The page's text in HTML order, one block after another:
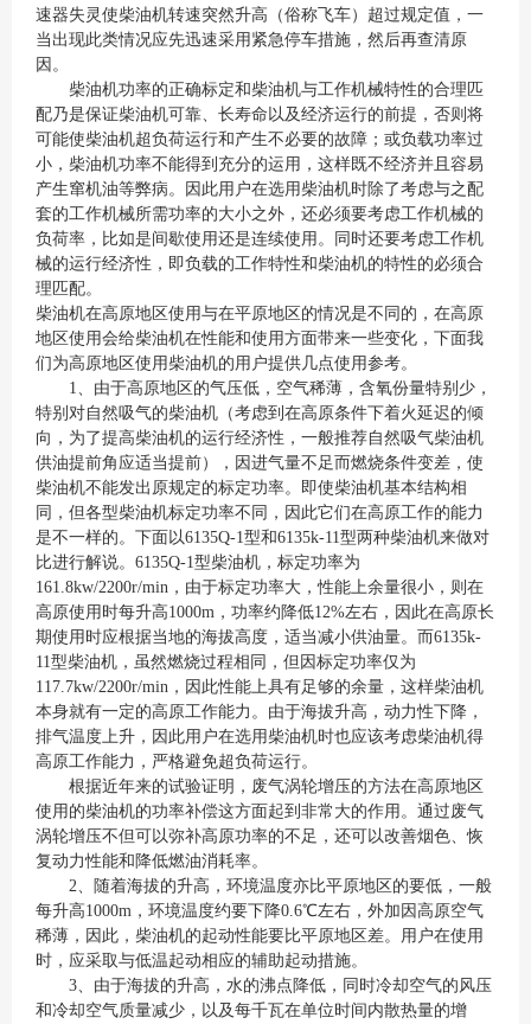
速器失灵使柴油机转速突然升高（俗称飞车）超过规定值，一
当出现此类情况应先迅速采用紧急停车措施，然后再查清原
因。
柴油机功率的正确标定和柴油机与工作机械特性的合理匹
配乃是保证柴油机可靠、长寿命以及经济运行的前提，否则将
可能使柴油机超负荷运行和产生不必要的故障；或负载功率过
小，柴油机功率不能得到充分的运用，这样既不经济并且容易
产生窜机油等弊病。因此用户在选用柴油机时除了考虑与之配
套的工作机械所需功率的大小之外，还必须要考虑工作机械的
负荷率，比如是间歇使用还是连续使用。同时还要考虑工作机
械的运行经济性，即负载的工作特性和柴油机的特性的必须合
理匹配。
柴油机在高原地区使用与在平原地区的情况是不同的，在高原
地区使用会给柴油机在性能和使用方面带来一些变化，下面我
们为高原地区使用柴油机的用户提供几点使用参考。
1、由于高原地区的气压低，空气稀薄，含氧份量特别少，
特别对自然吸气的柴油机（考虑到在高原条件下着火延迟的倾
向，为了提高柴油机的运行经济性，一般推荐自然吸气柴油机
供油提前角应适当提前），因进气量不足而燃烧条件变差，使
柴油机不能发出原规定的标定功率。即使柴油机基本结构相
同，但各型柴油机标定功率不同，因此它们在高原工作的能力
是不一样的。下面以6135Q-1型和6135k-11型两种柴油机来做对
比进行解说。6135Q-1型柴油机，标定功率为
161.8kw/2200r/min，由于标定功率大，性能上余量很小，则在
高原使用时每升高1000m，功率约降低12%左右，因此在高原长
期使用时应根据当地的海拔高度，适当减小供油量。而6135k-
11型柴油机，虽然燃烧过程相同，但因标定功率仅为
117.7kw/2200r/min，因此性能上具有足够的余量，这样柴油机
本身就有一定的高原工作能力。由于海拔升高，动力性下降，
排气温度上升，因此用户在选用柴油机时也应该考虑柴油机得
高原工作能力，严格避免超负荷运行。
根据近年来的试验证明，废气涡轮增压的方法在高原地区
使用的柴油机的功率补偿这方面起到非常大的作用。通过废气
涡轮增压不但可以弥补高原功率的不足，还可以改善烟色、恢
复动力性能和降低燃油消耗率。
2、随着海拔的升高，环境温度亦比平原地区的要低，一般
每升高1000m，环境温度约要下降0.6℃左右，外加因高原空气
稀薄，因此，柴油机的起动性能要比平原地区差。用户在使用
时，应采取与低温起动相应的辅助起动措施。
3、由于海拔的升高，水的沸点降低，同时冷却空气的风压
和冷却空气质量减少，以及每千瓦在单位时间内散热量的增